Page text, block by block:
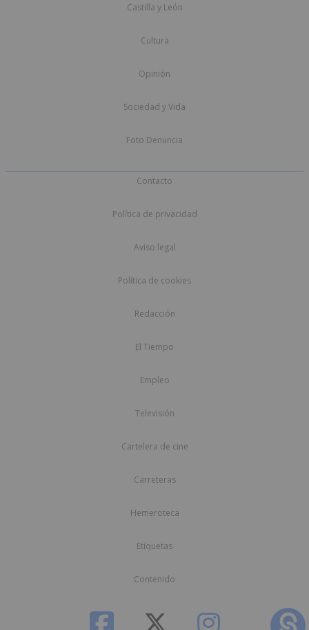
Castilla y León
Cultura
Opinión
Sociedad y Vida
Foto Denuncia
Contacto
Política de privacidad
Aviso legal
Política de cookies
Redacción
El Tiempo
Empleo
Televisión
Cartelera de cine
Carreteras
Hemeroteca
Etiquetas
Contenido